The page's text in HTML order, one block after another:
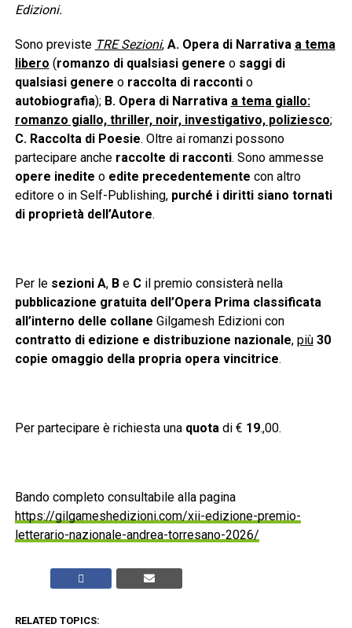
Edizioni.
Sono previste TRE Sezioni, A. Opera di Narrativa a tema
libero (romanzo di qualsiasi genere o saggi di
qualsiasi genere o raccolta di racconti o
autobiografia); B. Opera di Narrativa a tema giallo:
romanzo giallo, thriller, noir, investigativo, poliziesco;
C. Raccolta di Poesie. Oltre ai romanzi possono
partecipare anche raccolte di racconti. Sono ammesse
opere inedite o edite precedentemente con altro
editore o in Self-Publishing, purché i diritti siano tornati
di proprietà dell’Autore.
Per le sezioni A,B e Cil premio consisterà nella
pubblicazione gratuita dell’Opera Prima classificata
all’interno delle collane Gilgamesh Edizioni con
contratto di edizione e distribuzione nazionale, più 30
copie omaggio della propria opera vincitrice.
Per partecipare è richiesta una quotadi € 19.,00.
Bando completo consultabile alla pagina
https://gilgameshedizioni.com/xii-edizione-premio-
letterario-nazionale-andrea-torresano-2026/
RELATED TOPICS: